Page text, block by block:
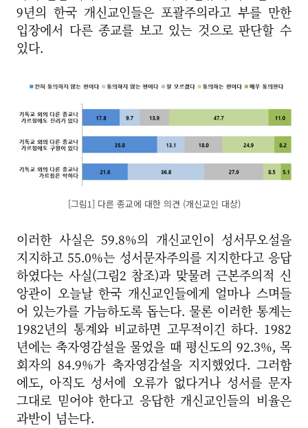
9년의 한국 개신교인들은 포괄주의라고 부를 만한
입장에서 다른 종교를 보고 있는 것으로 판단할 수
있다.
[그림1] 다른 종교에 대한 의견 (개신교인 대상)
이러한 사실은 59.8%의 개신교인이 성서무오설을
지지하고 55.0%는 성서문자주의를 지지한다고 응답
하였다는 사실(그림2 참조)과 맞물려 근본주의적 신
앙관이 오늘날 한국 개신교인들에게 얼마나 스며들
어 있는가를 가늠하도록 돕는다. 물론 이러한 통계는
1982년의 통계와 비교하면 고무적이긴 하다. 1982
년에는 축자영감설을 물었을 때 평신도의 92.3%, 목
회자의 84.9%가 축자영감설을 지지했었다. 그러함
에도, 아직도 성서에 오류가 없다거나 성서를 문자
그대로 믿어야 한다고 응답한 개신교인들의 비율은
과반이 넘는다.